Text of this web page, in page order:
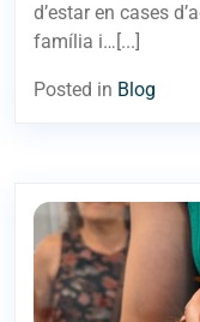
d’estar en cases
família i…[...]
Posted in Blog